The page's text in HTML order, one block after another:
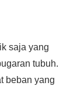
saja yang
tubuh.
beban yang